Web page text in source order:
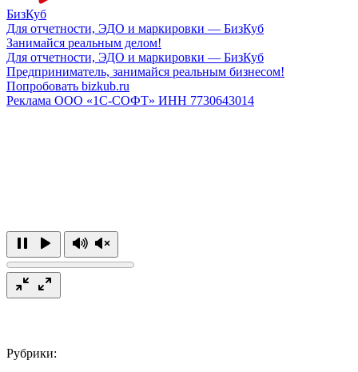
БизКуб
Для отчетности, ЭДО и маркировки — БизКуб
Занимайся реальным делом!
Для отчетности, ЭДО и маркировки — БизКуб
Предприниматель, занимайся реальным бизнесом!
Попробовать bizkub.ru
Реклама ООО «1С-СОФТ» ИНН 7730643014
Рубрики: